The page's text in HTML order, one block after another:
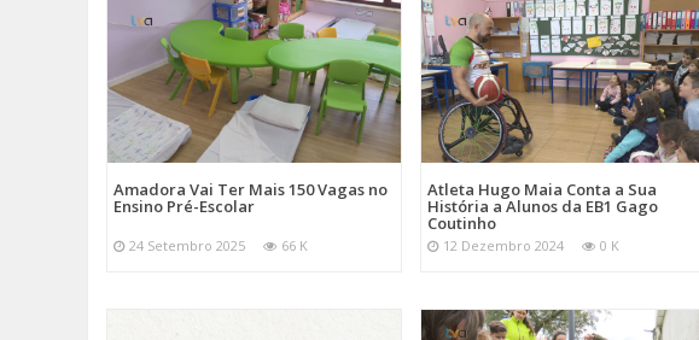
Amadora Vai Ter Mais 150 Vagas no
Ensino Pré-Escolar
24 Setembro 2025 66 K
Atleta Hugo Maia Conta a Sua
História a Alunos da EB1 Gago
Coutinho
12 Dezembro 2024 0 K